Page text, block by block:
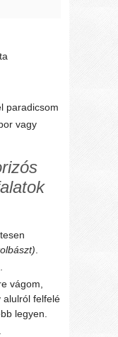
paradicsom
vagy
vágom,
alulról felfelé
legyen.